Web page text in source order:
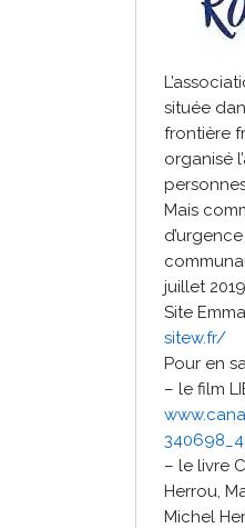
située
frontière
organisé
Mais
juillet
Site
sitew.fr/
Pour en
– le film
– le livre
Herrou,
Michel